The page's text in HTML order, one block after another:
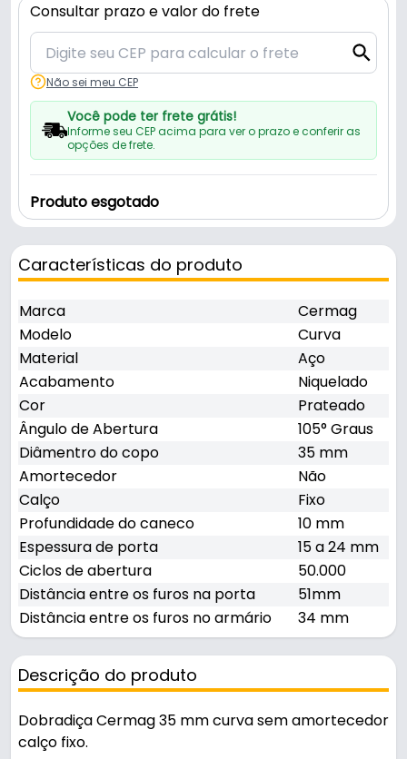
Consultar prazo e valor do frete
Não sei meu CEP
Você pode ter frete grátis!
Informe seu CEP acima para ver o prazo e conferir as
opções de frete.
Produto esgotado
Características do produto
Marca
Cermag
Modelo
Curva
Material
Aço
Acabamento
Niquelado
Cor
Prateado
Ângulo de Abertura
105° Graus
Diâmentro do copo
35 mm
Amortecedor
Não
Calço
Fixo
Profundidade do caneco
10 mm
Espessura de porta
15 a 24 mm
Ciclos de abertura
50.000
Distância entre os furos na porta
51mm
Distância entre os furos no armário
34 mm
Descrição do produto
Dobradiça Cermag 35 mm curva sem amortecedor
calço fixo.